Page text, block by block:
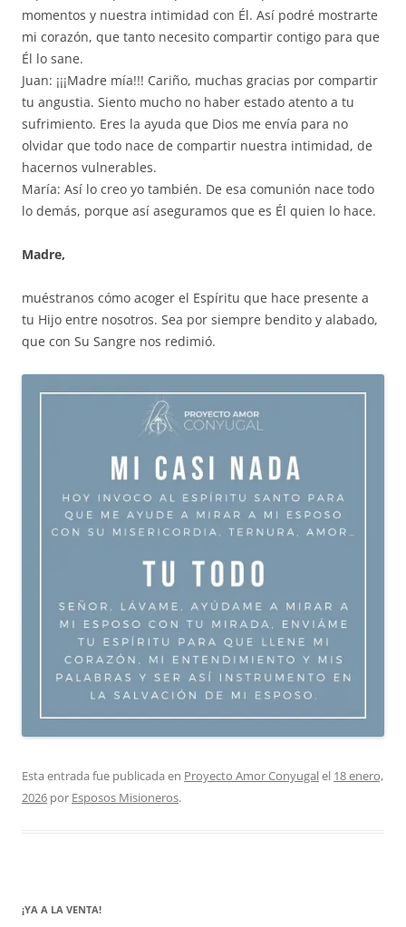
momentos y nuestra intimidad con Él. Así podré mostrarte
mi corazón, que tanto necesito compartir contigo para que
Él lo sane.
Juan: ¡¡¡Madre mía!!! Cariño, muchas gracias por compartir
tu angustia. Siento mucho no haber estado atento a tu
sufrimiento. Eres la ayuda que Dios me envía para no
olvidar que todo nace de compartir nuestra intimidad, de
hacernos vulnerables.
María: Así lo creo yo también. De esa comunión nace todo
lo demás, porque así aseguramos que es Él quien lo hace.
Madre,
muéstranos cómo acoger el Espíritu que hace presente a
tu Hijo entre nosotros. Sea por siempre bendito y alabado,
que con Su Sangre nos redimió.
Esta entrada fue publicada en Proyecto Amor Conyugalel 18 enero,
2026 por Esposos Misioneros.
¡YA A LA VENTA!